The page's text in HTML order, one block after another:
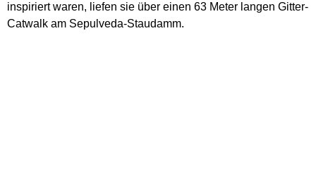
inspiriert waren, liefen sie über einen 63 Meter langen Gitter-
Catwalk am Sepulveda-Staudamm.